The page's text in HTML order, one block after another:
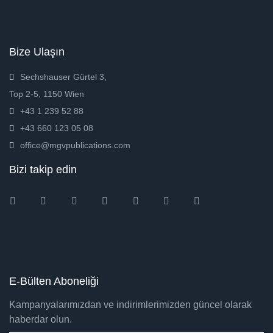
Bize Ulaşın
Sechshauser Gürtel 3,
Top 2-5, 1150 Wien
+43 1 239 52 88
+43 660 123 05 08
office@mgvpublications.com
Bizi takip edin
InstagramFacebookTwitter Amazon Pinterest
E-Bülten Aboneliği
Kampanyalarımızdan ve indirimlerimizden güncel olarak
haberdar olun.